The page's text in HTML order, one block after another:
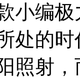
小编
处的
照射